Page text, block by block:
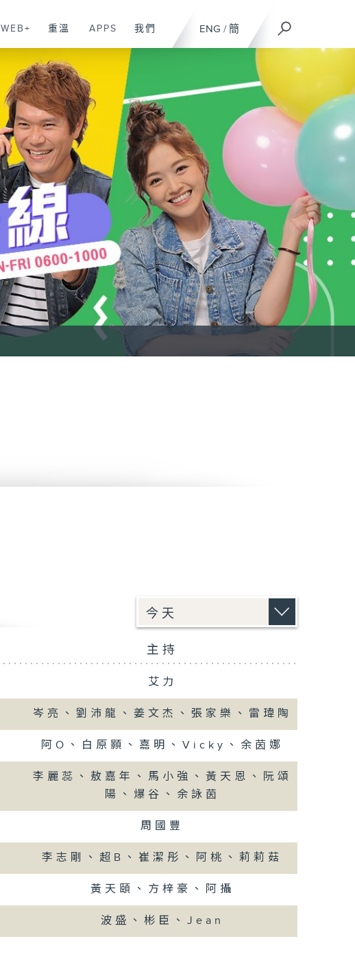
ENG / 簡
WEB+ 重溫 APPS 我們
瘋SHOW快活人
主持
艾力
岑亮、劉沛龍、姜文杰、張家樂、雷瑋陶
阿O、白原顥、嘉明、Vicky、余茵娜
李麗蕊、敖嘉年、馬小強、黃天恩、阮頌
陽、爆谷、余詠茵
周國豐
李志剛、超B、崔潔彤、阿桃、莉莉菇
黃天頤、方梓豪、阿攝
波盛、彬臣、Jean